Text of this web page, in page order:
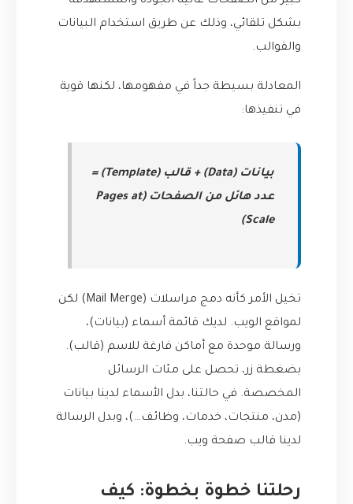
بشكل تلقائي، وذلك عن طريق استخدام البيانات
والقوالب.
المعادلة بسيطة جداً في مفهومها، لكنها قوية
في تنفيذها:
بيانات (Data) + قالب (Template) =
عدد هائل من الصفحات (Pages at
Scale)
تخيل الأمر كأنه دمج مراسلات (Mail Merge) لكن
لمواقع الويب. لديك قائمة أسماء (بيانات)،
ورسالة موحدة مع أماكن فارغة للاسم (قالب).
بضغطة زر، تحصل على مئات الرسائل
المخصصة. في حالتنا، بدل الأسماء لدينا بيانات
(مدن، منتجات، خدمات، وظائف…)، وبدل الرسالة
لدينا قالب صفحة ويب.
رحلتنا خطوة بخطوة: كيف